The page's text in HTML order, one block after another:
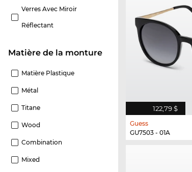
Verres Avec Miroir
Réflectant
Matière de la monture
Matière Plastique
Métal
Titane
Wood
Combination
Mixed
122,79 $
Guess
GU7503 - 01A